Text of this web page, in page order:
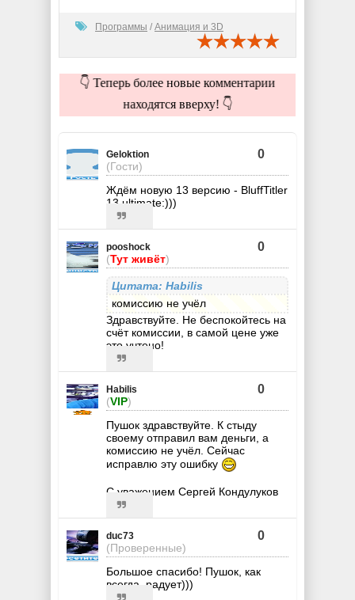
Программы / Анимация и 3D
👇 Теперь более новые комментарии
находятся вверху! 👇
Geloktion
(Гости)
0
Ждём новую 13 версию - BluffTitler
13 ultimate:)))
pooshock
(Тут живёт)
0
Цитата: Habilis
комиссию не учёл
Здравствуйте. Не беспокойтесь на
счёт комиссии, в самой цене уже
это учтено!
Habilis
(VIP)
0
Пушок здравствуйте. К стыду
своему отправил вам деньги, а
комиссию не учёл. Сейчас
исправлю эту ошибку
С уважением Сергей Кондулуков
duc73
(Проверенные)
0
Большое спасибо! Пушок, как
всегда, радует)))